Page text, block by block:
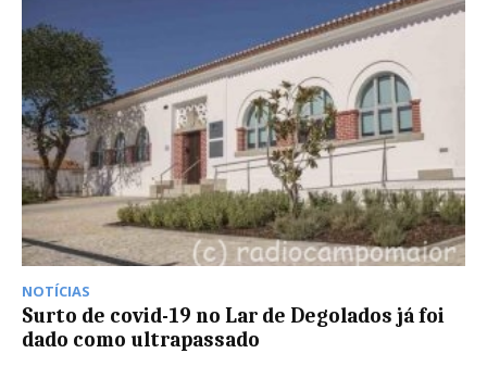
NOTÍCIAS
Surto de covid-19 no Lar de Degolados já foi
dado como ultrapassado